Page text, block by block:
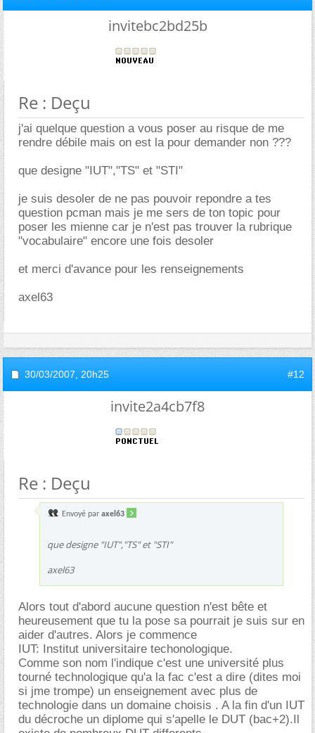
invitebc2bd25b
Re : Deçu
j'ai quelque question a vous poser au risque de me
rendre débile mais on est la pour demander non ???
que designe "IUT","TS" et "STI"
je suis desoler de ne pas pouvoir repondre a tes
question pcman mais je me sers de ton topic pour
poser les mienne car je n'est pas trouver la rubrique
"vocabulaire" encore une fois desoler
et merci d'avance pour les renseignements
axel63
30/03/2007, 20h25 #12
invite2a4cb7f8
Re : Deçu
Envoyé par axel63
que designe "IUT","TS" et "STI"
axel63
Alors tout d'abord aucune question n'est bête et
heureusement que tu la pose sa pourrait je suis sur en
aider d'autres. Alors je commence
IUT: Institut universitaire techonologique.
Comme son nom l'indique c'est une université plus
tourné technologique qu'a la fac c'est a dire (dites moi
si jme trompe) un enseignement avec plus de
technologie dans un domaine choisis . A la fin d'un IUT
du décroche un diplome qui s'apelle le DUT (bac+2).Il